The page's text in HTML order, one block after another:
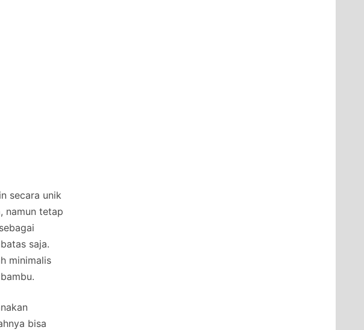
secara unik
namun tetap
saja.
minimalis
bisa